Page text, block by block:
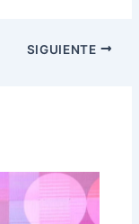
SIGUIENTE